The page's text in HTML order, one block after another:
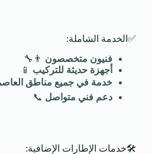
✅الخدمة الشاملة:
فنيون متخصصون 👨‍🔧
أجهزة حديثة للتركيب 📱
خدمة في جميع مناطق
دعم فني متواصل 📞
🛠️خدمات الإطارات الإضافية: